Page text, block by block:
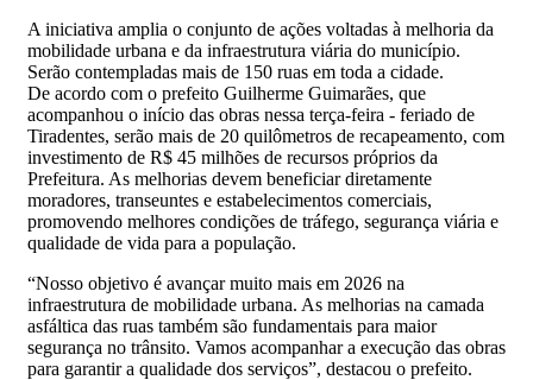
A iniciativa amplia o conjunto de ações voltadas à melhoria da
mobilidade urbana e da infraestrutura viária do município.
Serão contempladas mais de 150 ruas em toda a cidade.
De acordo com o prefeito Guilherme Guimarães, que
acompanhou o início das obras nessa terça-feira - feriado de
Tiradentes, serão mais de 20 quilômetros de recapeamento, com
investimento de R$ 45 milhões de recursos próprios da
Prefeitura. As melhorias devem beneficiar diretamente
moradores, transeuntes e estabelecimentos comerciais,
promovendo melhores condições de tráfego, segurança viária e
qualidade de vida para a população.
“Nosso objetivo é avançar muito mais em 2026 na
infraestrutura de mobilidade urbana. As melhorias na camada
asfáltica das ruas também são fundamentais para maior
segurança no trânsito. Vamos acompanhar a execução das obras
para garantir a qualidade dos serviços”, destacou o prefeito.